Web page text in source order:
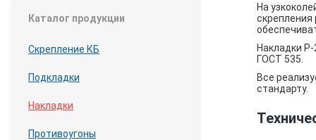
Каталог продукции
Скрепление КБ
Подкладки
Накладки
Противоугоны
На
Накладки
ГОСТ 535.
Все
стандарту.